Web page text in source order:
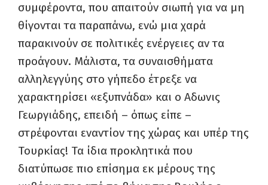
συμφέροντα, που απαιτούν σιωπή για να μη
θίγονται τα παραπάνω, ενώ μια χαρά
παρακινούν σε πολιτικές ενέργειες αν τα
προάγουν. Μάλιστα, τα συναισθήματα
αλληλεγγύης στο γήπεδο έτρεξε να
χαρακτηρίσει «εξυπνάδα» και ο Αδωνις
Γεωργιάδης, επειδή – όπως είπε –
στρέφονται εναντίον της χώρας και υπέρ της
Τουρκίας! Τα ίδια προκλητικά που
διατύπωσε πιο επίσημα εκ μέρους της